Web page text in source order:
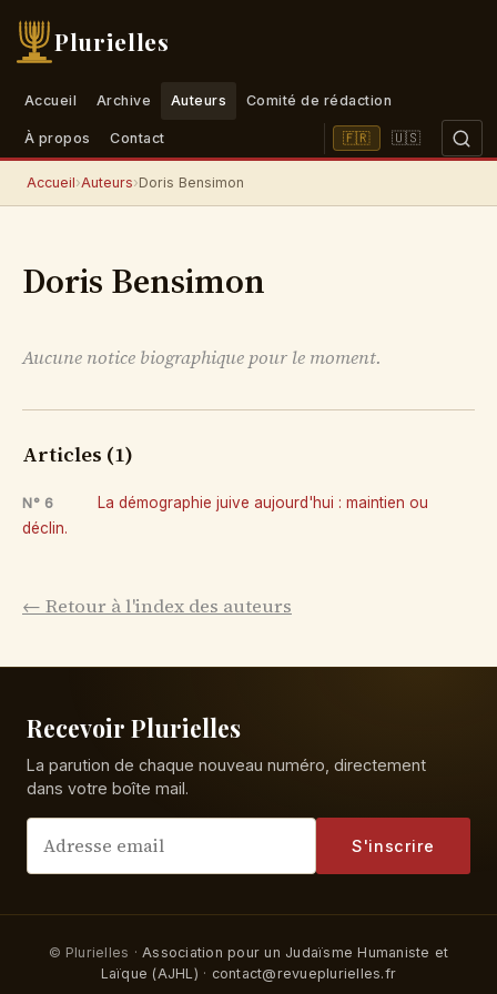
Plurielles
Accueil Archive Auteurs Comité de rédaction
À propos Contact 🇫🇷 🇺🇸
Accueil›Auteurs›Doris Bensimon
Doris Bensimon
Aucune notice biographique pour le moment.
Articles (1)
N° 6
La démographie juive aujourd'hui : maintien ou
déclin.
← Retour à l'index des auteurs
Recevoir Plurielles
La parution de chaque nouveau numéro, directement
dans votre boîte mail.
S'inscrire
© Plurielles · Association pour un Judaïsme Humaniste et
Laïque (AJHL) · contact@revueplurielles.fr